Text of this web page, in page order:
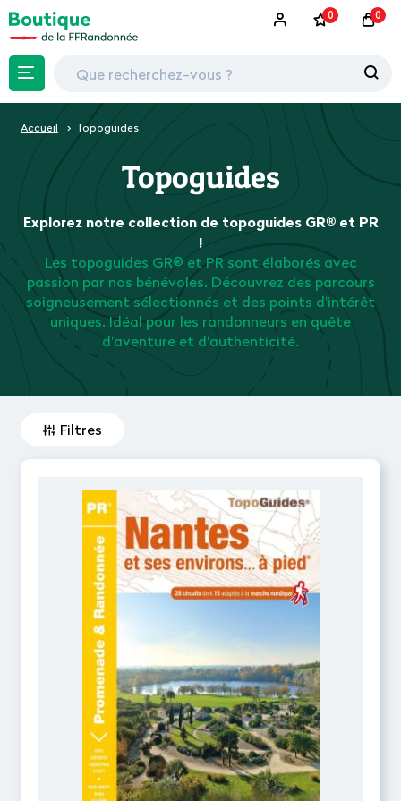
0 0
Accueil Topoguides
Topoguides
Explorez notre collection de topoguides GR® et PR
!
Les topoguides GR® et PR sont élaborés avec
passion par nos bénévoles. Découvrez des parcours
soigneusement sélectionnés et des points d'intérêt
uniques. Idéal pour les randonneurs en quête
d'aventure et d'authenticité.
Filtres